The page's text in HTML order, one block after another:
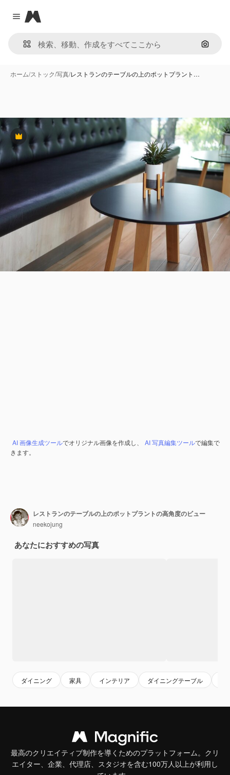
Close menu
Magnific
画像で
ホーム/ストック/写真/レストランのテーブルの上のポットプラント…
Premium
AI 画像生成ツールでオリジナル画像を作成し、 AI 写真編集ツールで編集で
きます。
レストランのテーブルの上のポットプラントの高角度のビュー
neekojung
あなたにおすすめの写真
ダイニング 家具 インテリア ダイニングテーブル
最高のクリエイティブ制作を導くためのプラットフォーム。クリ
エイター、企業、代理店、スタジオを含む100万人以上が利用し